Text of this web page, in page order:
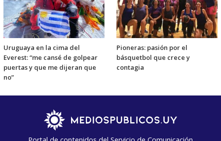
Uruguaya en la cima del
Everest: “me cansé de golpear
puertas y que me dijeran que
no”
Pioneras: pasión por el
básquetbol que crece y
contagia